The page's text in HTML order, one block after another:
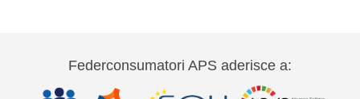
Federconsumatori APS aderisce a: